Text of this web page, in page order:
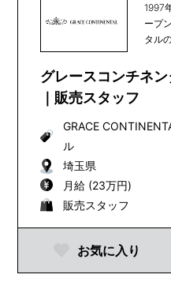
1997
ープ
タル
グレースコンチネ
｜販売スタッフ
GRACE
ル
埼玉県
月給 (23万円)
販売スタッフ
お気に入り